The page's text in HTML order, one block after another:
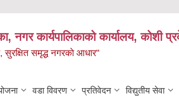
नगर कार्यपालिकाको कार्यालय, कोशी
सुरक्षित समृद्ध नगरकाे आधार"
वडा विवरण प्रतिवेदन विद्युतीय सेवा